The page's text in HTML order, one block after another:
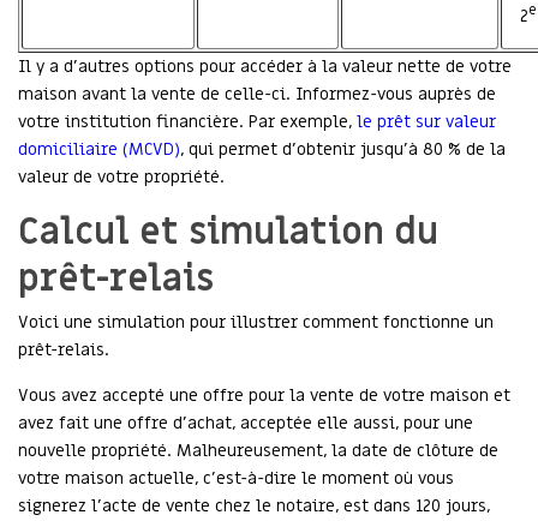
2e
Il y a d’autres options pour accéder à la valeur nette de votre
maison avant la vente de celle-ci. Informez-vous auprès de
votre institution financière. Par exemple, le prêt sur valeur
domiciliaire (MCVD), qui permet d’obtenir jusqu’à 80 % de la
valeur de votre propriété.
Calcul et simulation du
prêt-relais
Voici une simulation pour illustrer comment fonctionne un
prêt-relais.
Vous avez accepté une offre pour la vente de votre maison et
avez fait une offre d’achat, acceptée elle aussi, pour une
nouvelle propriété. Malheureusement, la date de clôture de
votre maison actuelle, c’est-à-dire le moment où vous
signerez l’acte de vente chez le notaire, est dans 120 jours,